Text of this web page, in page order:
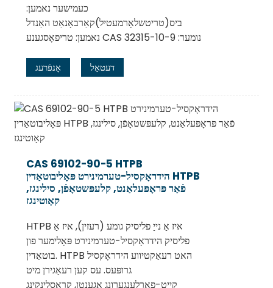
כעמישער נאמען:
ביס(טריטשלאָרמעטיל)קאַרבאָנאַט האַנדל
נאמען: טריפאָסגענע CAS נומער: 32315-10-9
אָנפֿרעג דעטאַל
CAS 69102-90-5 HTPB
הידראָקסיל-טערמינירט פּאָליבוטאַדין HTPB
פֿאַר פּראָפּעלאַנט, קלעפּשטאָפֿן, סילינגז,
קאָוטינגז
HTPB איז אַ נייַ פליסיק גומע (רעזין), איז אַ
פליסיק הידראָקסיל-טערמינירט פּאָלימער פון
בוטאַדין. HTPB האט רעאַקטיווע הידראָקסיל
גרופּעס. עס קען רעאַגירן מיט
קייט-פאַרלענגערונג אַגענטן, קראָסלינקינג